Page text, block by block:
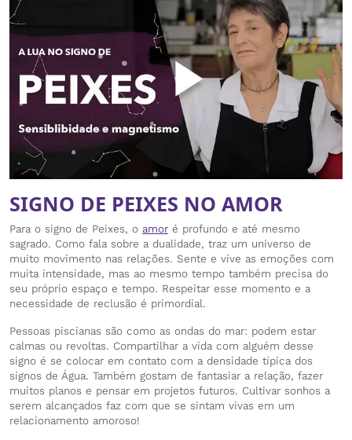
SIGNO DE PEIXES NO AMOR
Para o signo de Peixes, o amor é profundo e até mesmo
sagrado. Como fala sobre a dualidade, traz um universo de
muito movimento nas relações. Sente e vive as emoções com
muita intensidade, mas ao mesmo tempo também precisa do
seu próprio espaço e tempo. Respeitar esse momento e a
necessidade de reclusão é primordial.
Pessoas piscianas são como as ondas do mar: podem estar
calmas ou revoltas. Compartilhar a vida com alguém desse
signo é se colocar em contato com a densidade típica dos
signos de Água. Também gostam de fantasiar a relação, fazer
muitos planos e pensar em projetos futuros. Cultivar sonhos a
serem alcançados faz com que se sintam vivas em um
relacionamento amoroso!